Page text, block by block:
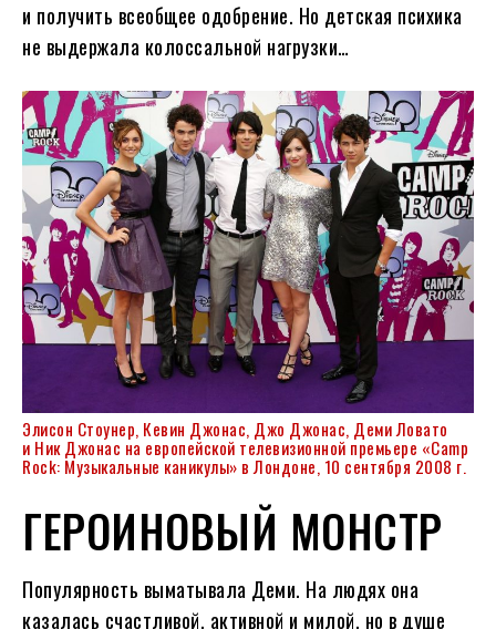
и получить всеобщее одобрение. Но детская психика
не выдержала колоссальной нагрузки…
Элисон Стоунер, Кевин Джонас, Джо Джонас, Деми Ловато
и Ник Джонас на европейской телевизионной премьере «Camp
Rock: Музыкальные каникулы» в Лондоне, 10 сентября 2008 г.
ГЕРОИНОВЫЙ МОНСТР
Популярность выматывала Деми. На людях она
казалась счастливой, активной и милой, но в душе